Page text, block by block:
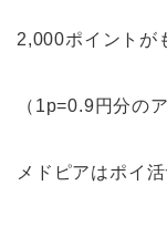
2,000ポイントが
（1p=0.9円分の
メドピアはポイ